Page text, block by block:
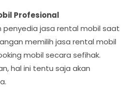
Profesional
penyedia jasa rental mobil saat
memilih jasa rental mobil
mobil secara sefihak.
hal ini tentu saja akan